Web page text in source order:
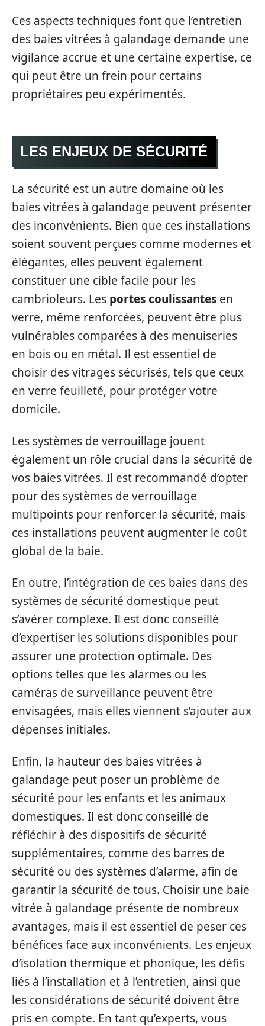
Ces aspects techniques font que l’entretien
des baies vitrées à galandage demande une
vigilance accrue et une certaine expertise, ce
qui peut être un frein pour certains
propriétaires peu expérimentés.
LES ENJEUX DE SÉCURITÉ
La sécurité est un autre domaine où les
baies vitrées à galandage peuvent présenter
des inconvénients. Bien que ces installations
soient souvent perçues comme modernes et
élégantes, elles peuvent également
constituer une cible facile pour les
cambrioleurs. Les portes coulissantes en
verre, même renforcées, peuvent être plus
vulnérables comparées à des menuiseries
en bois ou en métal. Il est essentiel de
choisir des vitrages sécurisés, tels que ceux
en verre feuilleté, pour protéger votre
domicile.
Les systèmes de verrouillage jouent
également un rôle crucial dans la sécurité de
vos baies vitrées. Il est recommandé d’opter
pour des systèmes de verrouillage
multipoints pour renforcer la sécurité, mais
ces installations peuvent augmenter le coût
global de la baie.
En outre, l’intégration de ces baies dans des
systèmes de sécurité domestique peut
s’avérer complexe. Il est donc conseillé
d’expertiser les solutions disponibles pour
assurer une protection optimale. Des
options telles que les alarmes ou les
caméras de surveillance peuvent être
envisagées, mais elles viennent s’ajouter aux
dépenses initiales.
Enfin, la hauteur des baies vitrées à
galandage peut poser un problème de
sécurité pour les enfants et les animaux
domestiques. Il est donc conseillé de
réfléchir à des dispositifs de sécurité
supplémentaires, comme des barres de
sécurité ou des systèmes d’alarme, afin de
garantir la sécurité de tous. Choisir une baie
vitrée à galandage présente de nombreux
avantages, mais il est essentiel de peser ces
bénéfices face aux inconvénients. Les enjeux
d’isolation thermique et phonique, les défis
liés à l’installation et à l’entretien, ainsi que
les considérations de sécurité doivent être
pris en compte. En tant qu’experts, vous